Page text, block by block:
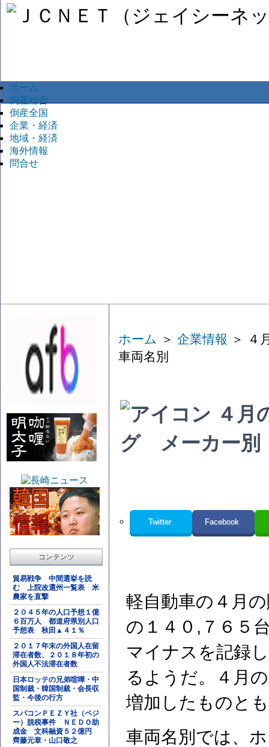
ホーム
倒産総合
倒産全国
企業・経済
地域・経済
海外情報
問合せ
コンテンツ
貿易戦争 中間選挙を読
む 上院改選州一覧表 米
農家を直撃
２０４５年の人口予想１億
６百万人 都道府県別人口
予想表 秋田▲４１％
２０１７年末の外国人在留
滞在者数、２０１８年初の
外国人不法滞在者数
日本ロッテの兄弟喧嘩・中
国制裁・韓国制裁・会長収
監・今後の行方
スパコンＰＥＺＹ社（ペジ
ー）脱税事件 ＮＥＤＯ助
成金 文科融資５２億円
齊藤元章・山口敬之
ホーム ＞ 企業情報 ＞ ４
車両名別
４月
グ メーカー別
Twitter Facebook
軽自動車の４月
の１４０,７６５
マイナスを記録
るようだ。４月
増加したものと
車両名別では、